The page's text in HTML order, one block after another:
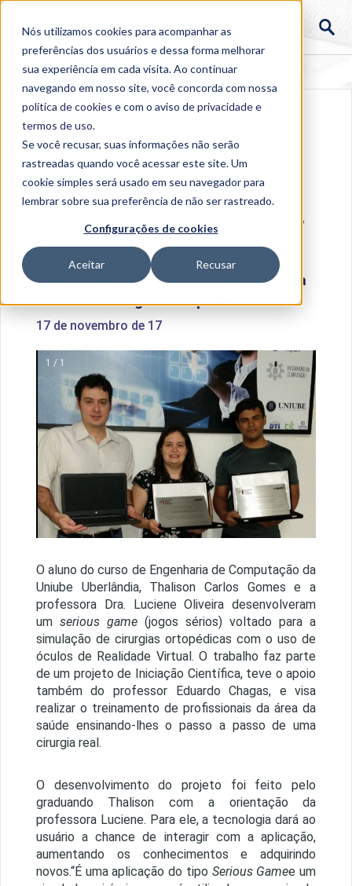
Nós utilizamos cookies para acompanhar as
preferências dos usuários e dessa forma melhorar
sua experiência em cada visita. Ao continuar
navegando em nosso site, você concorda com nossa
política de cookies e com o aviso deprivacidade e
termos de uso.
Se você recusar, suas informações não serão
rastreadas quando você acessar este site. Um
cookie simples será usado em seu navegador para
lembrar sobre sua preferência de não ser rastreado.
Configurações de cookies
Aceitar Recusar
Projeto
de Iniciação Científica simula cirurgias ortopédicas
Projeto de Iniciação Científica simula
cirurgias ortopédicas
17 de novembro de 17
1 / 1
O aluno do curso de Engenharia de Computação da
Uniube Uberlândia, Thalison Carlos Gomes e a
professora Dra. Luciene Oliveira desenvolveram
um serious game (jogos sérios) voltado para a
simulação de cirurgias ortopédicas com o uso de
óculos de Realidade Virtual. O trabalho faz parte
de um projeto de Iniciação Científica, teve o apoio
também do professor Eduardo Chagas, e visa
realizar o treinamento de profissionais da área da
saúde ensinando-lhes o passo a passo de uma
cirurgia real.
O desenvolvimento do projeto foi feito pelo
graduando Thalison com a orientação da
professora Luciene. Para ele, a tecnologia dará ao
usuário a chance de interagir com a aplicação,
aumentando os conhecimentos e adquirindo
novos.“É uma aplicação do tipo Serious Gamee um